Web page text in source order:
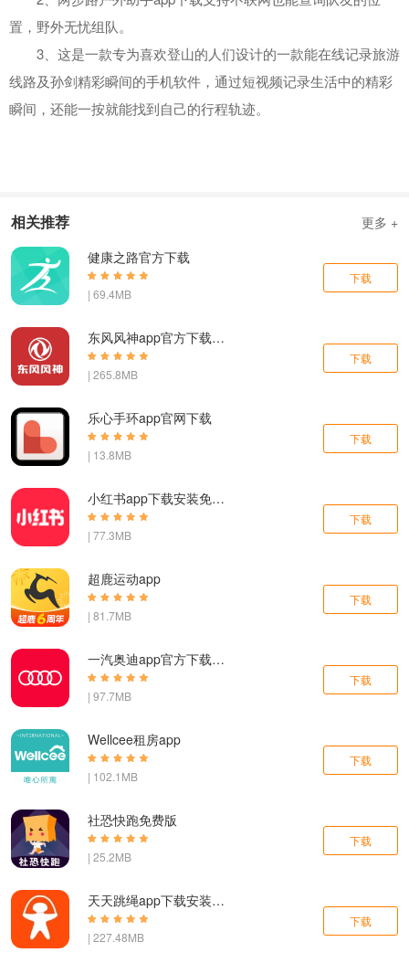
置，野外无忧组队。
3、这是一款专为喜欢登山的人们设计的一款能在线记录旅游
线路及孙剑精彩瞬间的手机软件，通过短视频记录生活中的精彩
瞬间，还能一按就能找到自己的行程轨迹。
相关推荐
更多 +
健康之路官方下载
| 69.4MB
下载
东风风神app官方下载最新版
| 265.8MB
下载
乐心手环app官网下载
| 13.8MB
下载
小红书app下载安装免费正版
| 77.3MB
下载
超鹿运动app
| 81.7MB
下载
一汽奥迪app官方下载手机版
| 97.7MB
下载
Wellcee租房app
| 102.1MB
下载
社恐快跑免费版
| 25.2MB
下载
天天跳绳app下载安装免费版
| 227.48MB
下载